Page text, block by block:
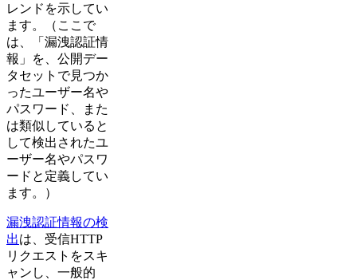
レンドを示してい
ます。（ここで
は、「漏洩認証情
報」を、公開デー
タセットで見つか
ったユーザー名や
パスワード、また
は類似していると
して検出されたユ
ーザー名やパスワ
ードと定義してい
ます。）
漏洩認証情報の検
出は、受信HTTP
リクエストをスキ
ャンし、一般的